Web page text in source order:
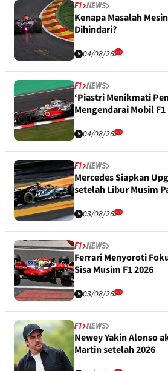
F1 NEWS
Kenapa Masalah
Dihindari?
04/08/26
F1 NEWS
‘Piastri Menikmati
Mengendarai Mobil F1
04/08/26
F1 NEWS
Mercedes Siapkan
setelah Libur Musim
03/08/26
F1 NEWS
Ferrari Menyoroti
Sisa Musim F1 2026
03/08/26
F1 NEWS
Newey Yakin Alonso
Martin setelah 2026